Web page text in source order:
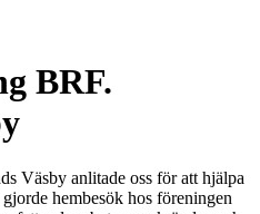
BRF.
Väsby anlitade oss för att hjälpa
hembesök hos föreningen